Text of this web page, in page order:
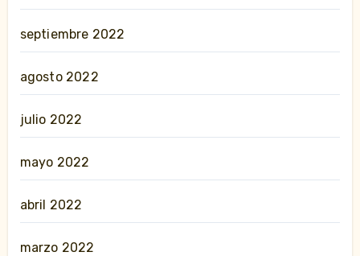
septiembre 2022
agosto 2022
julio 2022
mayo 2022
abril 2022
marzo 2022